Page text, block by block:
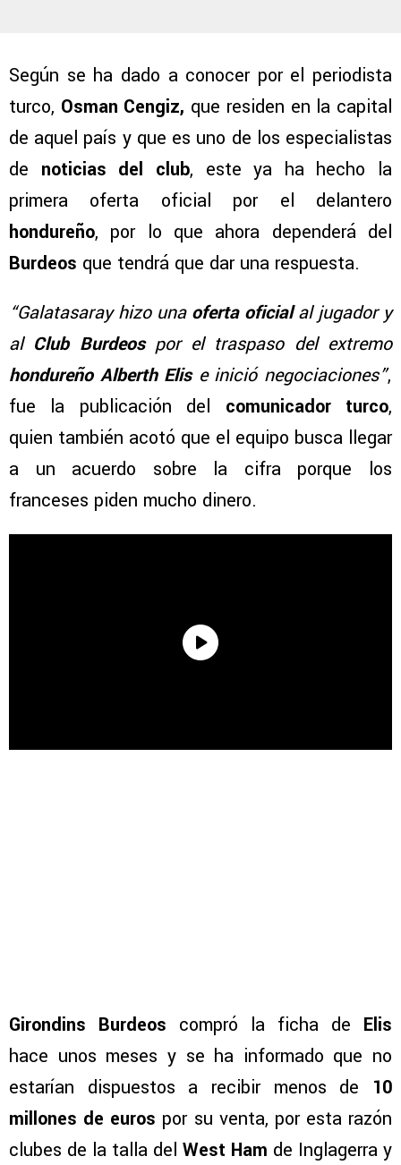
Según se ha dado a conocer por el periodista
turco, Osman Cengiz, que residen en la capital
de aquel país y que es uno de los especialistas
de noticias del club, este ya ha hecho la
primera oferta oficial por el delantero
hondureño, por lo que ahora dependerá del
Burdeos que tendrá que dar una respuesta.
“Galatasaray hizo unaoferta oficialal jugador y
al Club Burdeospor el traspaso del extremo
hondureño Alberth Elis e inició negociaciones”,
fue la publicación del comunicador turco,
quien también acotó que el equipo busca llegar
a un acuerdo sobre la cifra porque los
franceses piden mucho dinero.
Girondins Burdeos compró la ficha de Elis
hace unos meses y se ha informado que no
estarían dispuestos a recibir menos de 10
millones de euros por su venta, por esta razón
clubes de la talla del West Ham de Inglagerra y